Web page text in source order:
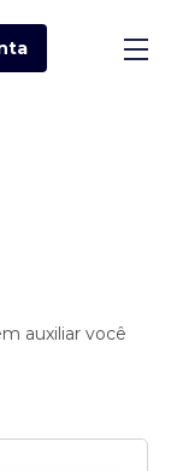
auxiliar você